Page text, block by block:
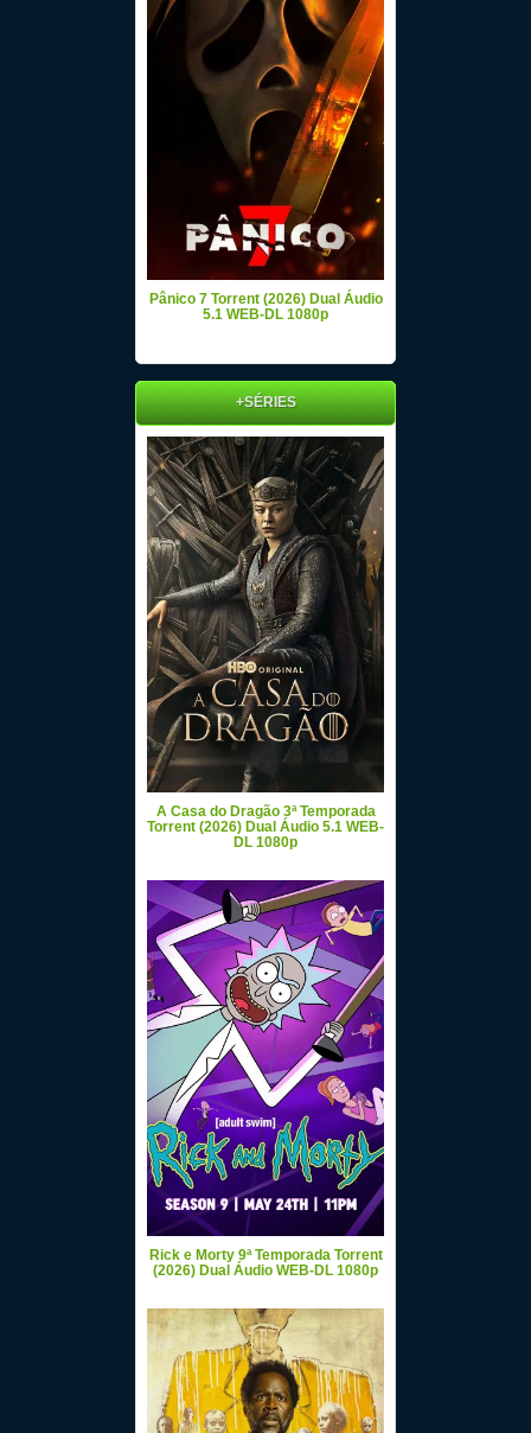
Pânico 7 Torrent (2026) Dual Áudio
5.1 WEB-DL 1080p
+SÉRIES
A Casa do Dragão 3ª Temporada
Torrent (2026) Dual Áudio 5.1 WEB-
DL 1080p
Rick e Morty 9ª Temporada Torrent
(2026) Dual Áudio WEB-DL 1080p